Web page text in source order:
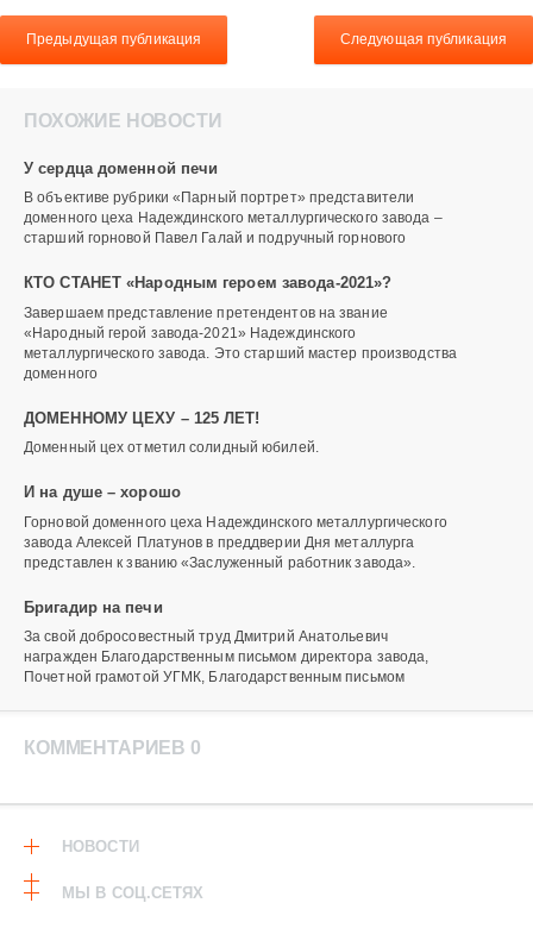
Предыдущая публикация Следующая публикация
ПОХОЖИЕ НОВОСТИ
У сердца доменной печи
В объективе рубрики «Парный портрет» представители
доменного цеха Надеждинского металлургического завода –
старший горновой Павел Галай и подручный горнового
КТО СТАНЕТ «Народным героем завода-2021»?
Завершаем представление претендентов на звание
«Народный герой завода-2021» Надеждинского
металлургического завода. Это старший мастер производства
доменного
ДОМЕННОМУ ЦЕХУ – 125 ЛЕТ!
Доменный цех отметил солидный юбилей.
И на душе – хорошо
Горновой доменного цеха Надеждинского металлургического
завода Алексей Платунов в преддверии Дня металлурга
представлен к званию «Заслуженный работник завода».
Бригадир на печи
За свой добросовестный труд Дмитрий Анатольевич
награжден Благодарственным письмом директора завода,
Почетной грамотой УГМК, Благодарственным письмом
КОММЕНТАРИЕВ 0
НОВОСТИ
МЫ В СОЦ.СЕТЯХ